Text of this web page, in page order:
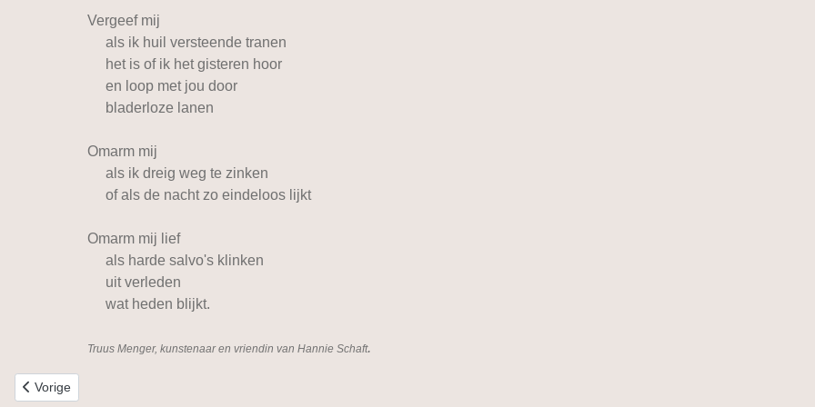
Vergeef mij
als ik huil versteende tranen
het is of ik het gisteren hoor
en loop met jou door
bladerloze lanen
Omarm mij
als ik dreig weg te zinken
of als de nacht zo eindeloos lijkt
Omarm mij lief
als harde salvo's klinken
uit verleden
wat heden blijkt.
Truus Menger, kunstenaar en vriendin van Hannie Schaft.
Vorig artikel: 10 december 2005 - gedicht
Vorige